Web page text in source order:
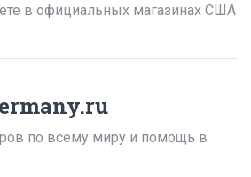
в официальных магазинах США
по всему миру и помощь в